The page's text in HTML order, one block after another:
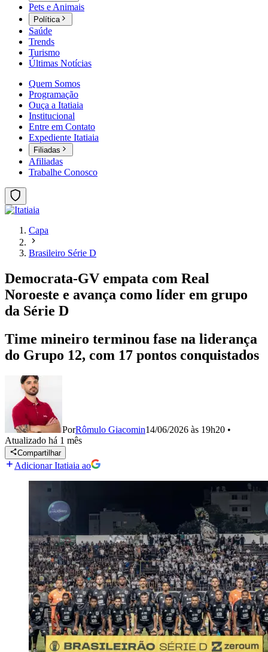
Pets e Animais
Política
Saúde
Trends
Turismo
Últimas Notícias
Quem Somos
Programação
Ouça a Itatiaia
Institucional
Entre em Contato
Expediente Itatiaia
Filiadas
Afiliadas
Trabalhe Conosco
Capa
Brasileiro Série D
Democrata-GV empata com Real
Noroeste e avança como líder em grupo
da Série D
Time mineiro terminou fase na liderança
do Grupo 12, com 17 pontos conquistados
PorRômulo Giacomin14/06/2026 às 19h20 •
Atualizado há 1 mês
Compartilhar
Adicionar Itatiaia ao